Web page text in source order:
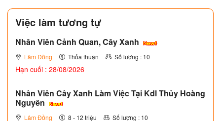
Việc làm tương tự
Nhân Viên Cảnh Quan, Cây Xanh
Lâm Đồng Thỏa thuận Số lượng : 10
Hạn cuối : 28/08/2026
Nhân Viên Cây Xanh Làm Việc Tại Kdl Thủy Hoàng
Nguyên
Lâm Đồng 8 - 12 triệu Số lượng : 10